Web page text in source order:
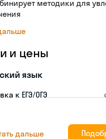
методики для
и цены
язык
к ЕГЭ/ОГЭ
дальше